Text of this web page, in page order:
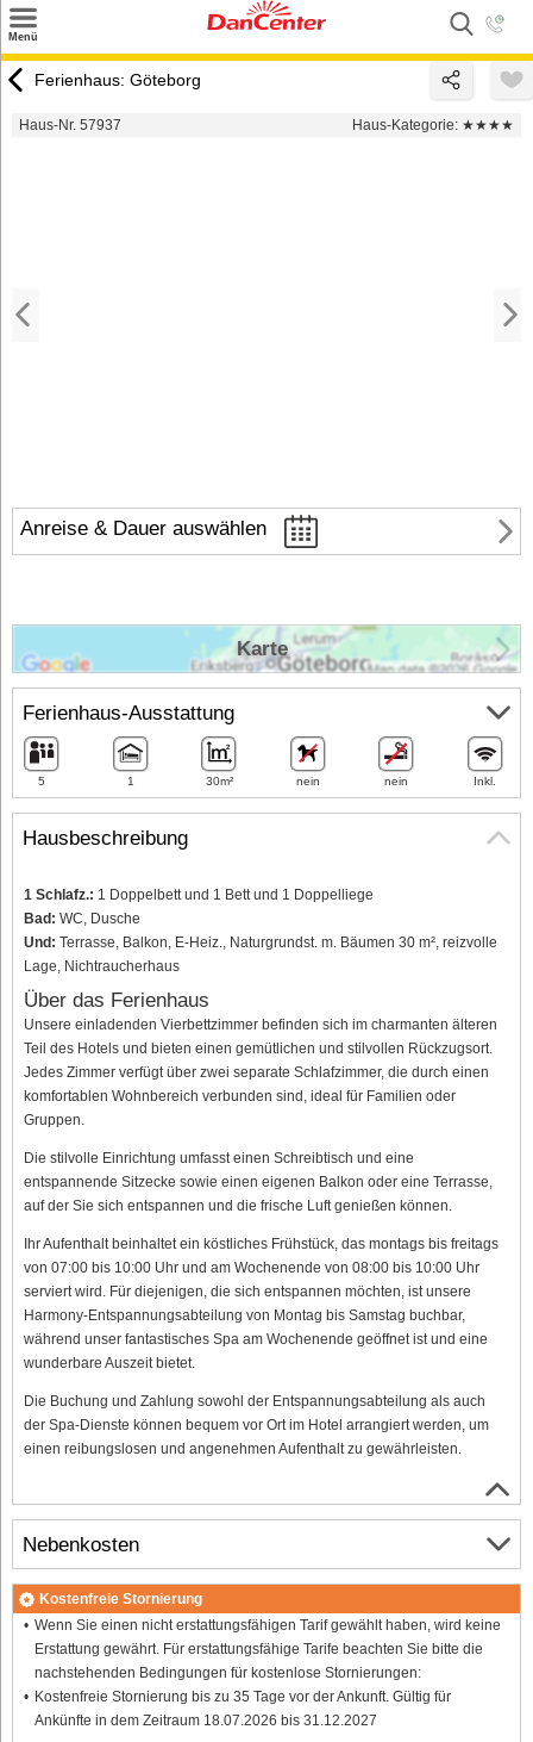
Menü
Urlaubsziele
Ferienhaus: Göteborg
Haus-Nr. 57937 Haus-Kategorie: ★★★★
Anreise & Dauer auswählen
Hausbeschreibung
1 Schlafz.: 1 Doppelbett und 1 Bett und 1 Doppelliege
Bad: WC, Dusche
Und: Terrasse, Balkon, E-Heiz., Naturgrundst. m. Bäumen 30 m², reizvolle
Lage, Nichtraucherhaus
Über das Ferienhaus
Unsere einladenden Vierbettzimmer befinden sich im charmanten älteren
Teil des Hotels und bieten einen gemütlichen und stilvollen Rückzugsort.
Jedes Zimmer verfügt über zwei separate Schlafzimmer, die durch einen
komfortablen Wohnbereich verbunden sind, ideal für Familien oder
Gruppen.
Die stilvolle Einrichtung umfasst einen Schreibtisch und eine
entspannende Sitzecke sowie einen eigenen Balkon oder eine Terrasse,
auf der Sie sich entspannen und die frische Luft genießen können.
Ihr Aufenthalt beinhaltet ein köstliches Frühstück, das montags bis freitags
von 07:00 bis 10:00 Uhr und am Wochenende von 08:00 bis 10:00 Uhr
serviert wird. Für diejenigen, die sich entspannen möchten, ist unsere
Harmony-Entspannungsabteilung von Montag bis Samstag buchbar,
während unser fantastisches Spa am Wochenende geöffnet ist und eine
wunderbare Auszeit bietet.
Die Buchung und Zahlung sowohl der Entspannungsabteilung als auch
der Spa-Dienste können bequem vor Ort im Hotel arrangiert werden, um
einen reibungslosen und angenehmen Aufenthalt zu gewährleisten.
Ferienhaus-Ausstattung
5 1 30m² nein nein Inkl.
Nebenkosten
Kostenfreie Stornierung
Wenn Sie einen nicht erstattungsfähigen Tarif gewählt haben, wird keine
Erstattung gewährt. Für erstattungsfähige Tarife beachten Sie bitte die
nachstehenden Bedingungen für kostenlose Stornierungen:
Kostenfreie Stornierung bis zu 35 Tage vor der Ankunft. Gültig für
Ankünfte in dem Zeitraum 18.07.2026 bis 31.12.2027
Karte